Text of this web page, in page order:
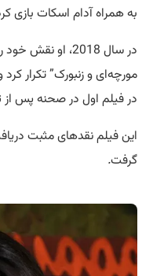
به همراه آدام اسکات بازی
در سال 2018، او
مورچه‌ای و زنبورک” تکرار
در فیلم اول در صحنه پس
این فیلم نقدهای مثبت
گرفت.